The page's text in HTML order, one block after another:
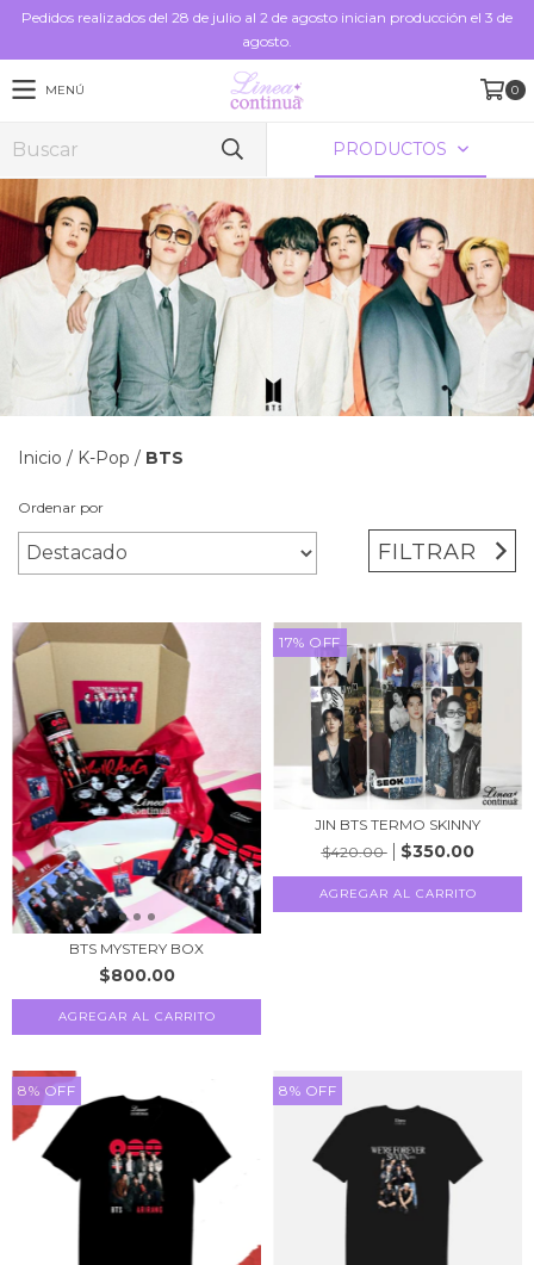
Pedidos realizados del 28 de julio al 2 de agosto inician producción el 3 de
agosto.
MENÚ 0
PRODUCTOS
Inicio / K-Pop / BTS
Ordenar por
FILTRAR
BTS MYSTERY BOX
$800.00
AGREGAR AL CARRITO
17% OFF
JIN BTS TERMO SKINNY
$420.00
$350.00
AGREGAR AL CARRITO
8% OFF 8% OFF